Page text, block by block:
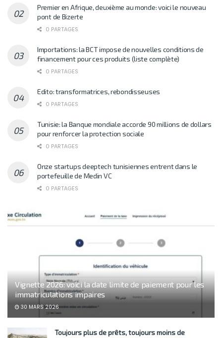
Premier en Afrique, deuxième au monde: voici le nouveau
pont de Bizerte
0 PARTAGES
Importations: la BCT impose de nouvelles conditions de
financement pour ces produits (liste complète)
0 PARTAGES
Edito: transformatrices, rebondisseuses
0 PARTAGES
Tunisie: la Banque mondiale accorde 90 millions de dollars
pour renforcer la protection sociale
0 PARTAGES
Onze startups deeptech tunisiennes entrent dans le
portefeuille de Medin VC
0 PARTAGES
Vignette 2026: voici la date limite de paiement pour les
immatriculations impaires
30 MARS 2026
Toujours plus de prêts, toujours moins de